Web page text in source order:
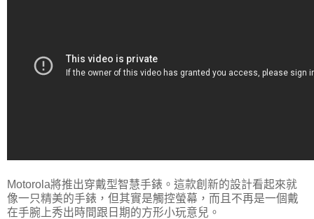
Motorola將推出穿戴型智慧手錶。這款創新的設計看起來就
像一只精美的手錶，但其實是觸控螢幕，而且不再是一個戴
在手腕上秀出時間跟日期的方形小玩意兒。